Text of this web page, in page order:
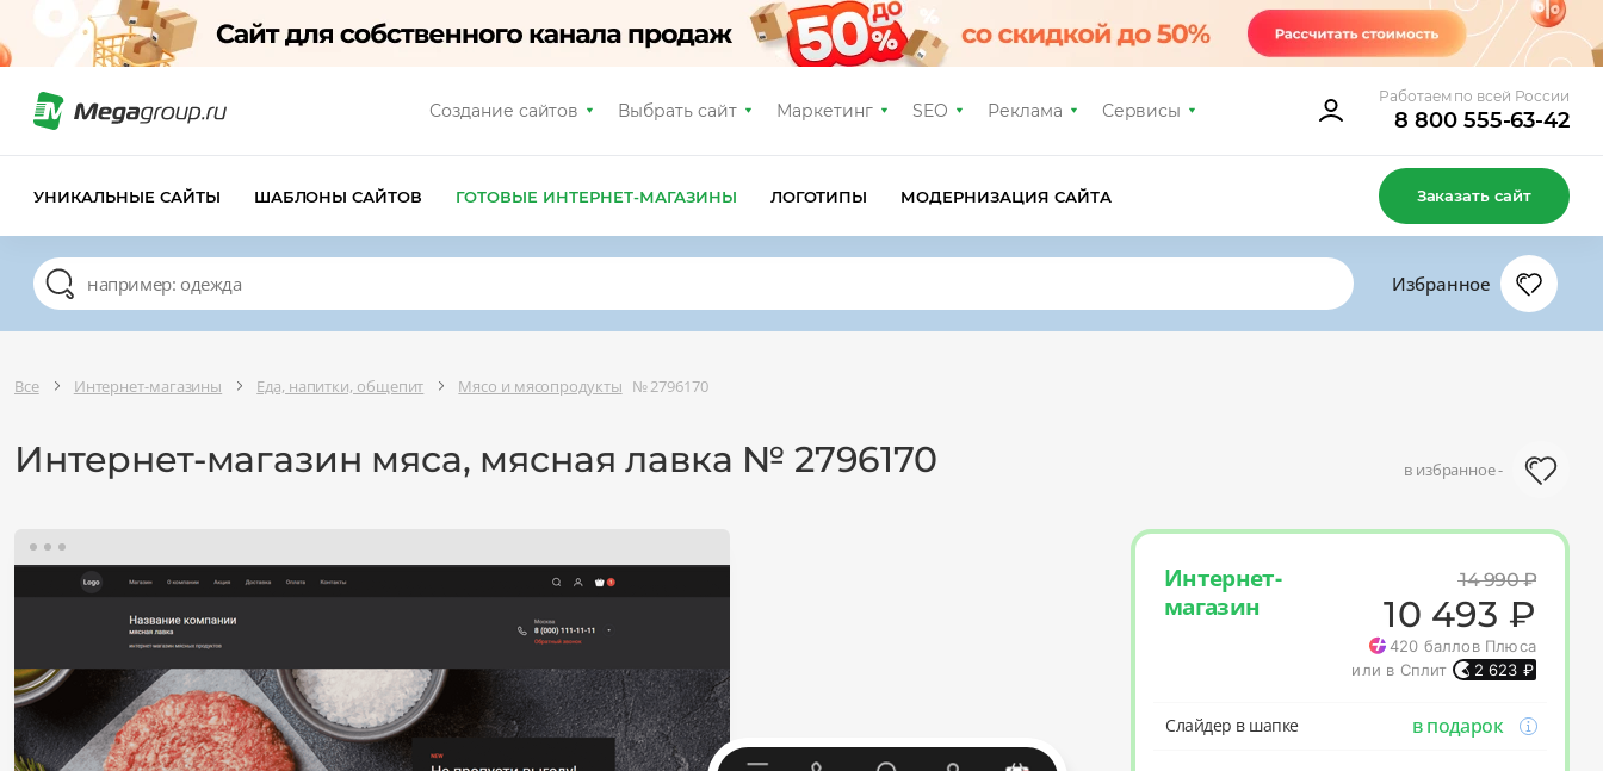
Создание сайтов Выбрать сайт Маркетинг SEO Реклама Сервисы
Работаем по всей России
8 800 555-63-42
УНИКАЛЬНЫЕ САЙТЫ ШАБЛОНЫ САЙТОВ ГОТОВЫЕ ИНТЕРНЕТ-МАГАЗИНЫ ЛОГОТИПЫ МОДЕРНИЗАЦИЯ САЙТА Заказать сайт
Избранное
Все Интернет-магазины Еда, напитки, общепит Мясо и мясопродукты № 2796170
Интернет-магазин мяса, мясная лавка № 2796170 в избранное -
Интернет-
магазин
14 990₽
10 493 ₽
420 баллов Плюса
или в Сплит
2 623 ₽
Слайдер в шапке в подарок